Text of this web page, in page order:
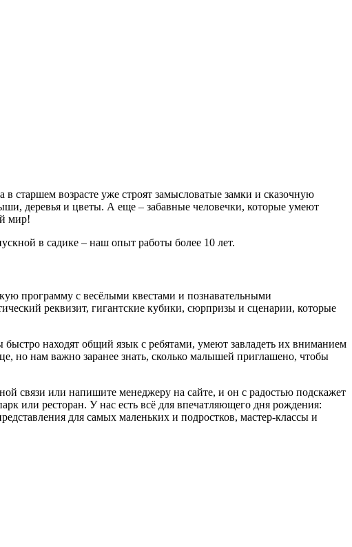
старшем возрасте уже строят замысловатые замки и сказочную
деревья и цветы. А еще – забавные человечки, которые умеют
мир!
в садике – наш опыт работы более 10 лет.
программу с весёлыми квестами и познавательными
реквизит, гигантские кубики, сюрпризы и сценарии, которые
находят общий язык с ребятами, умеют завладеть их вниманием
но нам важно заранее знать, сколько малышей приглашено, чтобы
связи или напишите менеджеру на сайте, и он с радостью подскажет
или ресторан. У нас есть всё для впечатляющего дня рождения:
для самых маленьких и подростков, мастер-классы и